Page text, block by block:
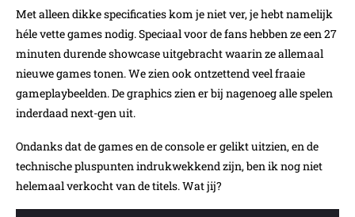
Met alleen dikke specificaties kom je niet ver, je hebt namelijk
héle vette games nodig. Speciaal voor de fans hebben ze een 27
minuten durende showcase uitgebracht waarin ze allemaal
nieuwe games tonen. We zien ook ontzettend veel fraaie
gameplaybeelden. De graphics zien er bij nagenoeg alle spelen
inderdaad next-gen uit.
Ondanks dat de games en de console er gelikt uitzien, en de
technische pluspunten indrukwekkend zijn, ben ik nog niet
helemaal verkocht van de titels. Wat jij?